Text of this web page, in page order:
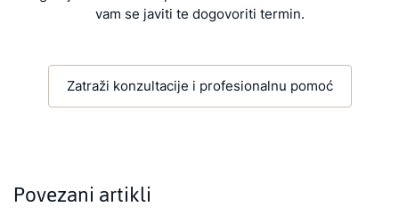
vam se javiti te dogovoriti termin.
Zatraži konzultacije i profesionalnu pomoć
Povezani artikli